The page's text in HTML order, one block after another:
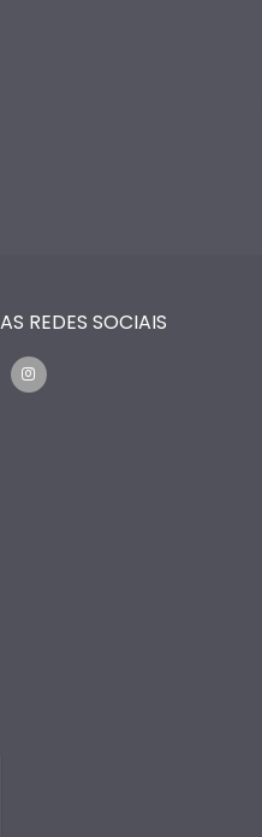
REDES SOCIAIS